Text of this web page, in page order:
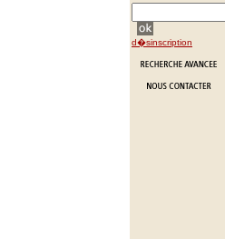
d�sinscription